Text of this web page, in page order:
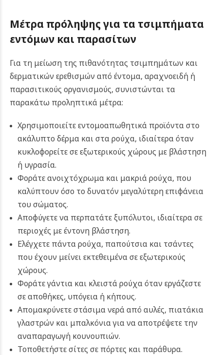
Μέτρα πρόληψης για τα τσιμπήματα
εντόμων και παρασίτων
Για τη μείωση της πιθανότητας τσιμπημάτων και
δερματικών ερεθισμών από έντομα, αραχνοειδή ή
παρασιτικούς οργανισμούς, συνιστώνται τα
παρακάτω προληπτικά μέτρα:
Χρησιμοποιείτε εντομοαπωθητικά προϊόντα στο
ακάλυπτο δέρμα και στα ρούχα, ιδιαίτερα όταν
κυκλοφορείτε σε εξωτερικούς χώρους με βλάστηση
ή υγρασία.
Φοράτε ανοιχτόχρωμα και μακριά ρούχα, που
καλύπτουν όσο το δυνατόν μεγαλύτερη επιφάνεια
του σώματος.
Αποφύγετε να περπατάτε ξυπόλυτοι, ιδιαίτερα σε
περιοχές με έντονη βλάστηση.
Ελέγχετε πάντα ρούχα, παπούτσια και τσάντες
που έχουν μείνει εκτεθειμένα σε εξωτερικούς
χώρους.
Φοράτε γάντια και κλειστά ρούχα όταν εργάζεστε
σε αποθήκες, υπόγεια ή κήπους.
Απομακρύνετε στάσιμα νερά από αυλές, πιατάκια
γλαστρών και μπαλκόνια για να αποτρέψετε την
αναπαραγωγή κουνουπιών.
Τοποθετήστε σίτες σε πόρτες και παράθυρα.